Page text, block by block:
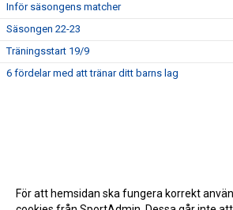
Inför säsongens matcher
Säsongen 22-23
Träningsstart 19/9
6 fördelar med att tränar ditt barns lag
För att hemsidan ska fungera korrekt